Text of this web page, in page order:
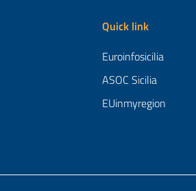
Quick link
Euroinfosicilia
ASOC Sicilia
EUinmyregion